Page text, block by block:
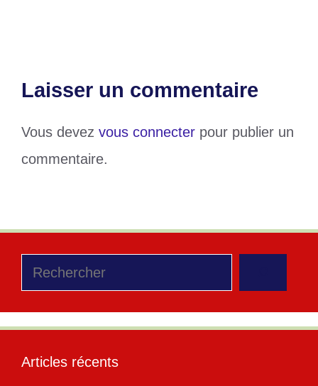
Laisser un commentaire
Vous devez vous connecter pour publier un
commentaire.
Rechercher
Articles récents